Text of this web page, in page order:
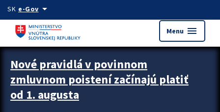
Preskocit na hlavný obsah
SK e-Govarrow_drop_down
Menu menu
Zastavit automatický posun upútavok
Nové pravidlá v povinnom
zmluvnom poistení začínajú platiť
od 1. augusta